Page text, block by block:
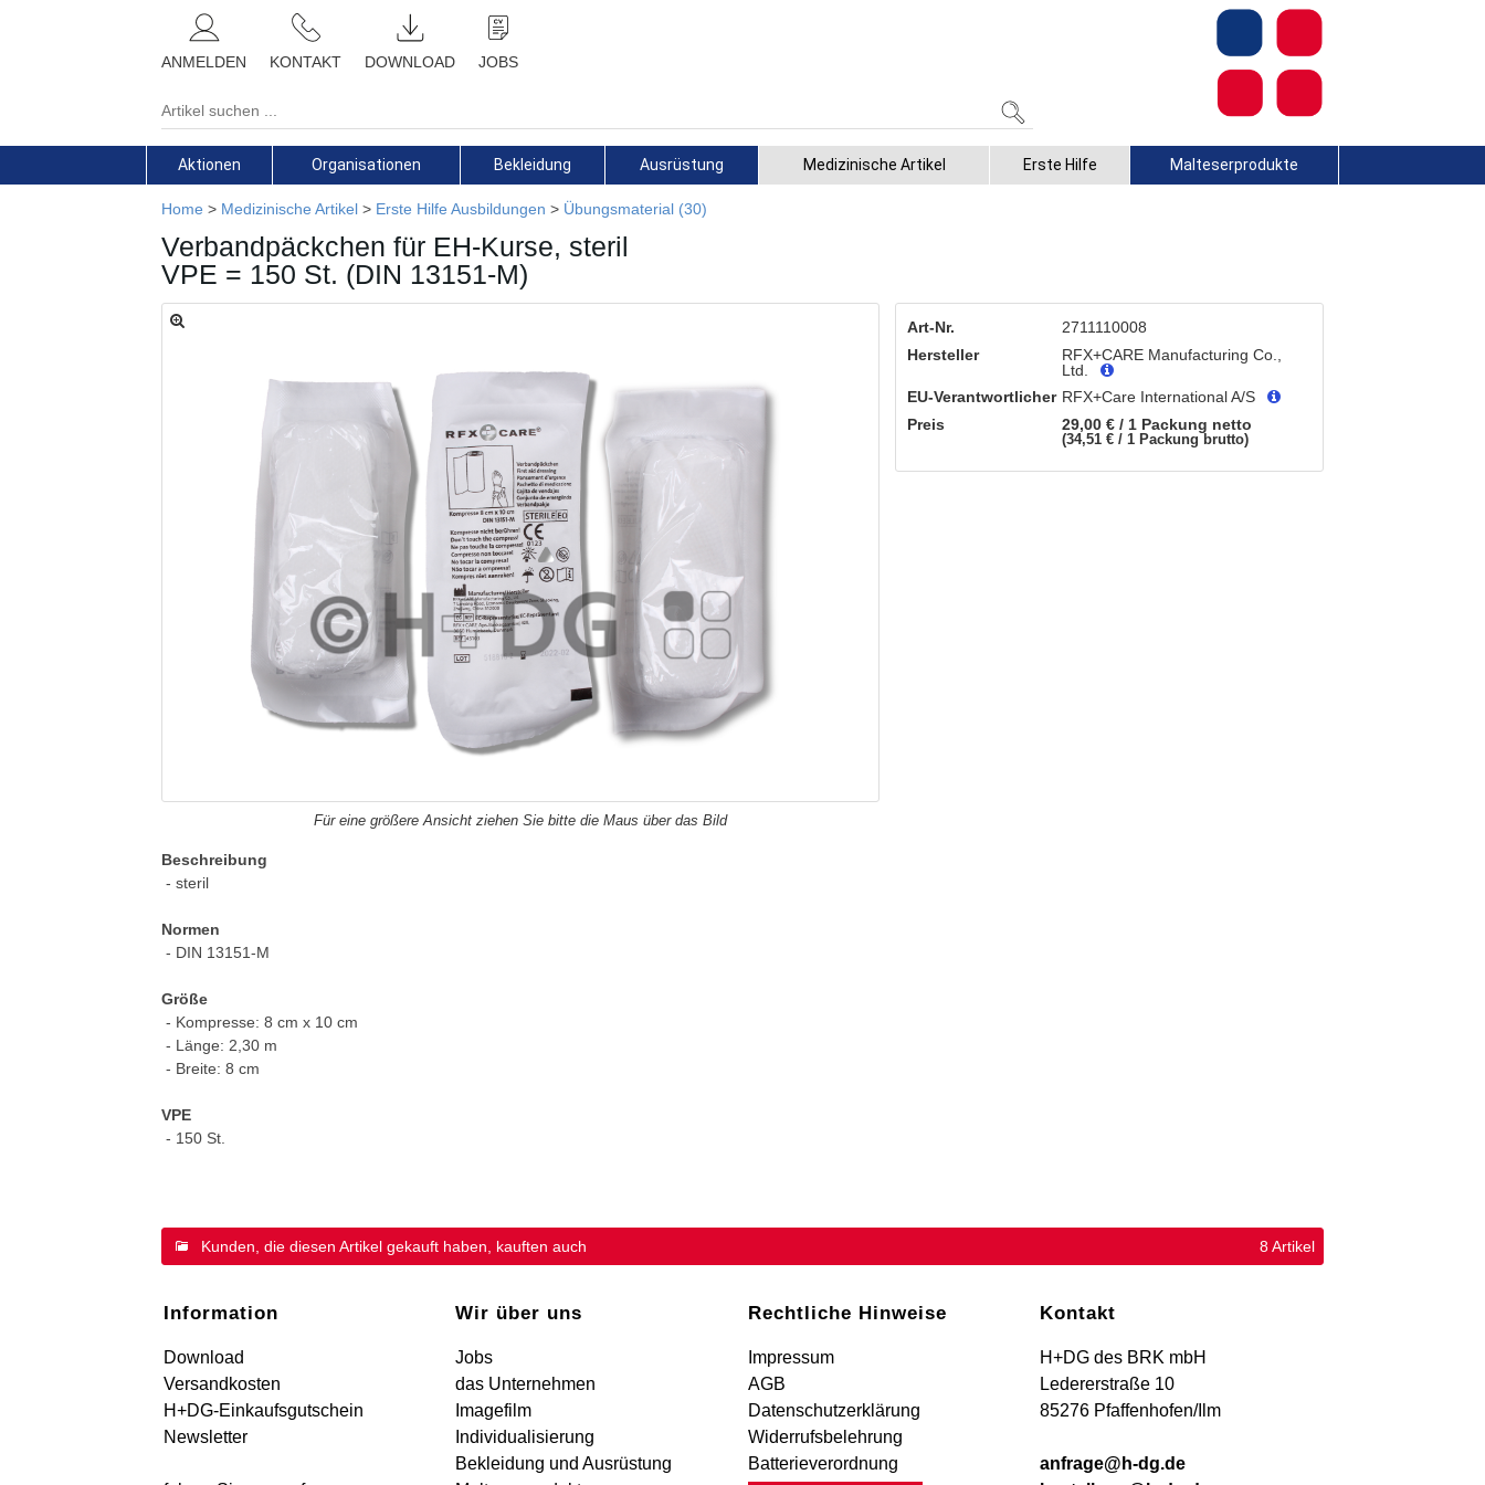
ANMELDEN KONTAKT DOWNLOAD JOBS
Aktionen Organisationen Bekleidung Ausrüstung Medizinische Artikel Erste Hilfe Malteserprodukte
Home > Medizinische Artikel > Erste Hilfe Ausbildungen > Übungsmaterial (30)
Verbandpäckchen für EH-Kurse, steril
VPE = 150 St. (DIN 13151-M)
Für eine größere Ansicht ziehen Sie bitte die Maus über das Bild
Art-Nr.
2711110008
Hersteller
RFX+CARE Manufacturing Co.,
Ltd.
EU-Verantwortlicher RFX+Care International A/S
Preis
29,00 € / 1 Packung netto
34,51 € / 1 Packung brutto
Beschreibung
- steril
Normen
- DIN 13151-M
Größe
- Kompresse: 8 cm x 10 cm
- Länge: 2,30 m
- Breite: 8 cm
VPE
- 150 St.
Kunden, die diesen Artikel gekauft haben, kauften auch 8 Artikel
Information
Download
Versandkosten
H+DG-Einkaufsgutschein
Newsletter
Wir über uns
Jobs
das Unternehmen
Imagefilm
Individualisierung
Bekleidung und Ausrüstung
Rechtliche Hinweise
Impressum
AGB
Datenschutzerklärung
Widerrufsbelehrung
Batterieverordnung
Kontakt
H+DG des BRK mbH
Ledererstraße 10
85276 Pfaffenhofen/Ilm
anfrage@h-dg.de